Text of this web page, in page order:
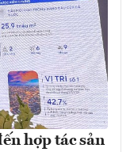
hợp tác sản